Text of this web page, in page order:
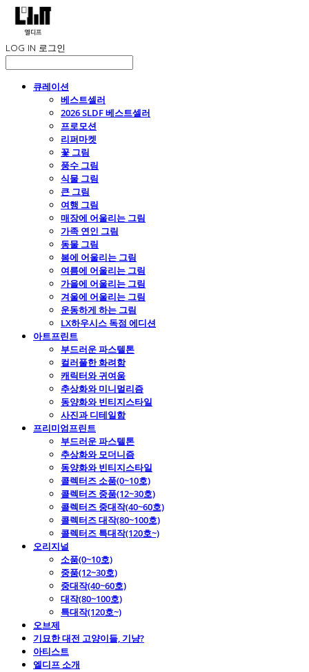
LOG IN 로그인
큐레이션
베스트셀러
2026 SLDF 베스트셀러
프로모션
리퍼마켓
꽃 그림
풍수 그림
식물 그림
큰 그림
여행 그림
매장에 어울리는 그림
가족 연인 그림
동물 그림
봄에 어울리는 그림
여름에 어울리는 그림
가을에 어울리는 그림
겨울에 어울리는 그림
운동하게 하는 그림
LX하우시스 독점 에디션
아트프린트
부드러운 파스텔톤
컬러풀한 화려함
캐릭터와 귀여움
추상화와 미니멀리즘
동양화와 빈티지스타일
사진과 디테일함
프리미엄프린트
부드러운 파스텔톤
추상화와 모더니즘
동양화와 빈티지스타일
콜렉터즈 소품(0~10호)
콜렉터즈 중품(12~30호)
콜렉터즈 중대작(40~60호)
콜렉터즈 대작(80~100호)
콜렉터즈 특대작(120호~)
오리지널
소품(0~10호)
중품(12~30호)
중대작(40~60호)
대작(80~100호)
특대작(120호~)
오브제
기묘한 대전 고양이들, 기냥?
아티스트
엘디프 소개